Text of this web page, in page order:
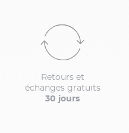
Retours et
échanges gratuits
30 jours